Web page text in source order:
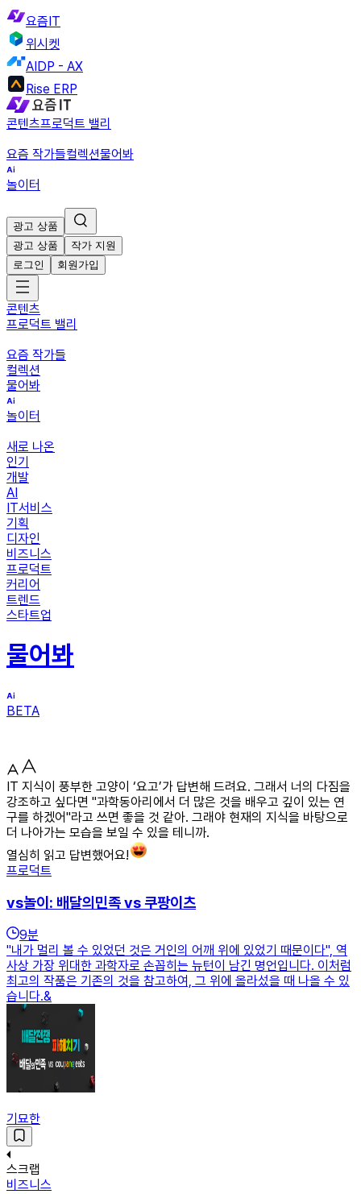
요즘IT
위시켓
AIDP - AX
Rise ERP
콘텐츠프로덕트 밸리
요즘 작가들컬렉션물어봐
놀이터
광고 상품
광고 상품
작가 지원
로그인
회원가입
콘텐츠
프로덕트 밸리
요즘 작가들
컬렉션
물어봐
놀이터
새로 나온
인기
개발
AI
IT서비스
기획
디자인
비즈니스
프로덕트
커리어
트렌드
스타트업
물어봐
BETA
IT 지식이 풍부한 고양이 ‘요고’가 답변해 드려요. 그래서 너의 다짐을
강조하고 싶다면 "과학동아리에서 더 많은 것을 배우고 깊이 있는 연
구를 하겠어"라고 쓰면 좋을 것 같아. 그래야 현재의 지식을 바탕으로
더 나아가는 모습을 보일 수 있을 테니까.
열심히 읽고 답변했어요!
프로덕트
vs놀이: 배달의민족 vs 쿠팡이츠
9분
"내가 멀리 볼 수 있었던 것은 거인의 어깨 위에 있었기 때문이다", 역
사상 가장 위대한 과학자로 손꼽히는 뉴턴이 남긴 명언입니다. 이처럼
최고의 작품은 기존의 것을 참고하여, 그 위에 올라섰을 때 나올 수 있
습니다.&
기묘한
스크랩
비즈니스